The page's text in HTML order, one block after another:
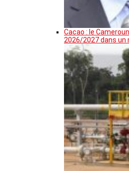
Cacao : le
2026/2027 dans un